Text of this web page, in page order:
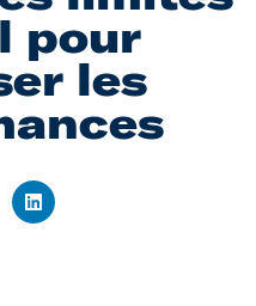
pour
les